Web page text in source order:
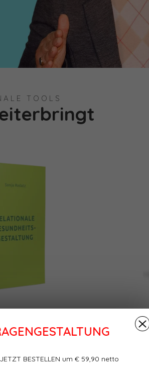
BESTELLEN um € 59,90 netto
TOOLS